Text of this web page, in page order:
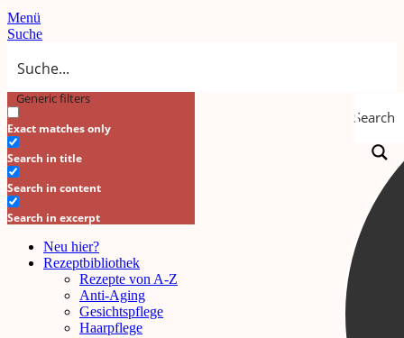
Menü
Suche
Search
Generic filters
Exact matches only
Search in title
Search in content
Search in excerpt
Neu hier?
Rezeptbibliothek
Rezepte von A-Z
Anti-Aging
Gesichtspflege
Haarpflege